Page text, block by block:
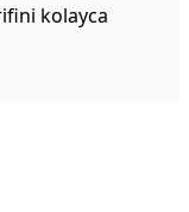
kolayca